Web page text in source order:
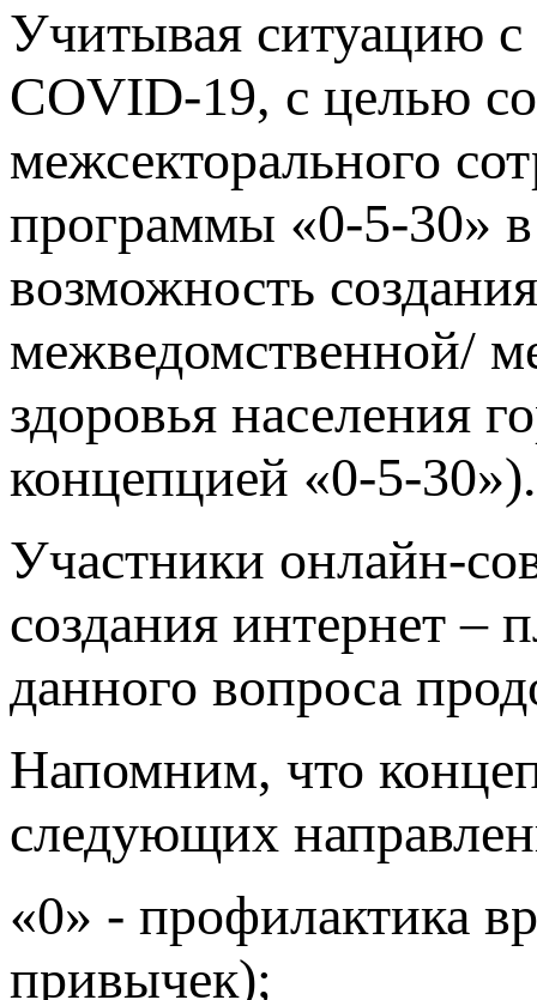
Учитывая ситуацию
COVID-19, с целью
межсекторального
программы «0-5-30»
возможность
межведомственной/
здоровья населения
концепцией «0-5-30»).
Участники онлайн-
создания интернет –
данного вопроса
Напомним, что
следующих
«0» - профилактика
привычек);